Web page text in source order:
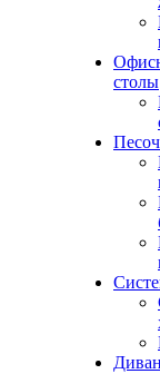
столы